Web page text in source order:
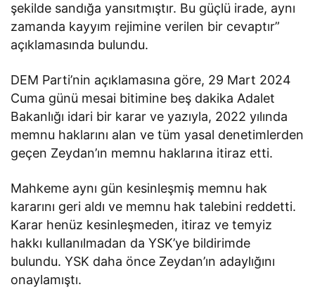
şekilde sandığa yansıtmıştır. Bu güçlü irade, aynı
zamanda kayyım rejimine verilen bir cevaptır”
açıklamasında bulundu.
DEM Parti’nin açıklamasına göre, 29 Mart 2024
Cuma günü mesai bitimine beş dakika Adalet
Bakanlığı idari bir karar ve yazıyla, 2022 yılında
memnu haklarını alan ve tüm yasal denetimlerden
geçen Zeydan’ın memnu haklarına itiraz etti.
Mahkeme aynı gün kesinleşmiş memnu hak
kararını geri aldı ve memnu hak talebini reddetti.
Karar henüz kesinleşmeden, itiraz ve temyiz
hakkı kullanılmadan da YSK’ye bildirimde
bulundu. YSK daha önce Zeydan’ın adaylığını
onaylamıştı.